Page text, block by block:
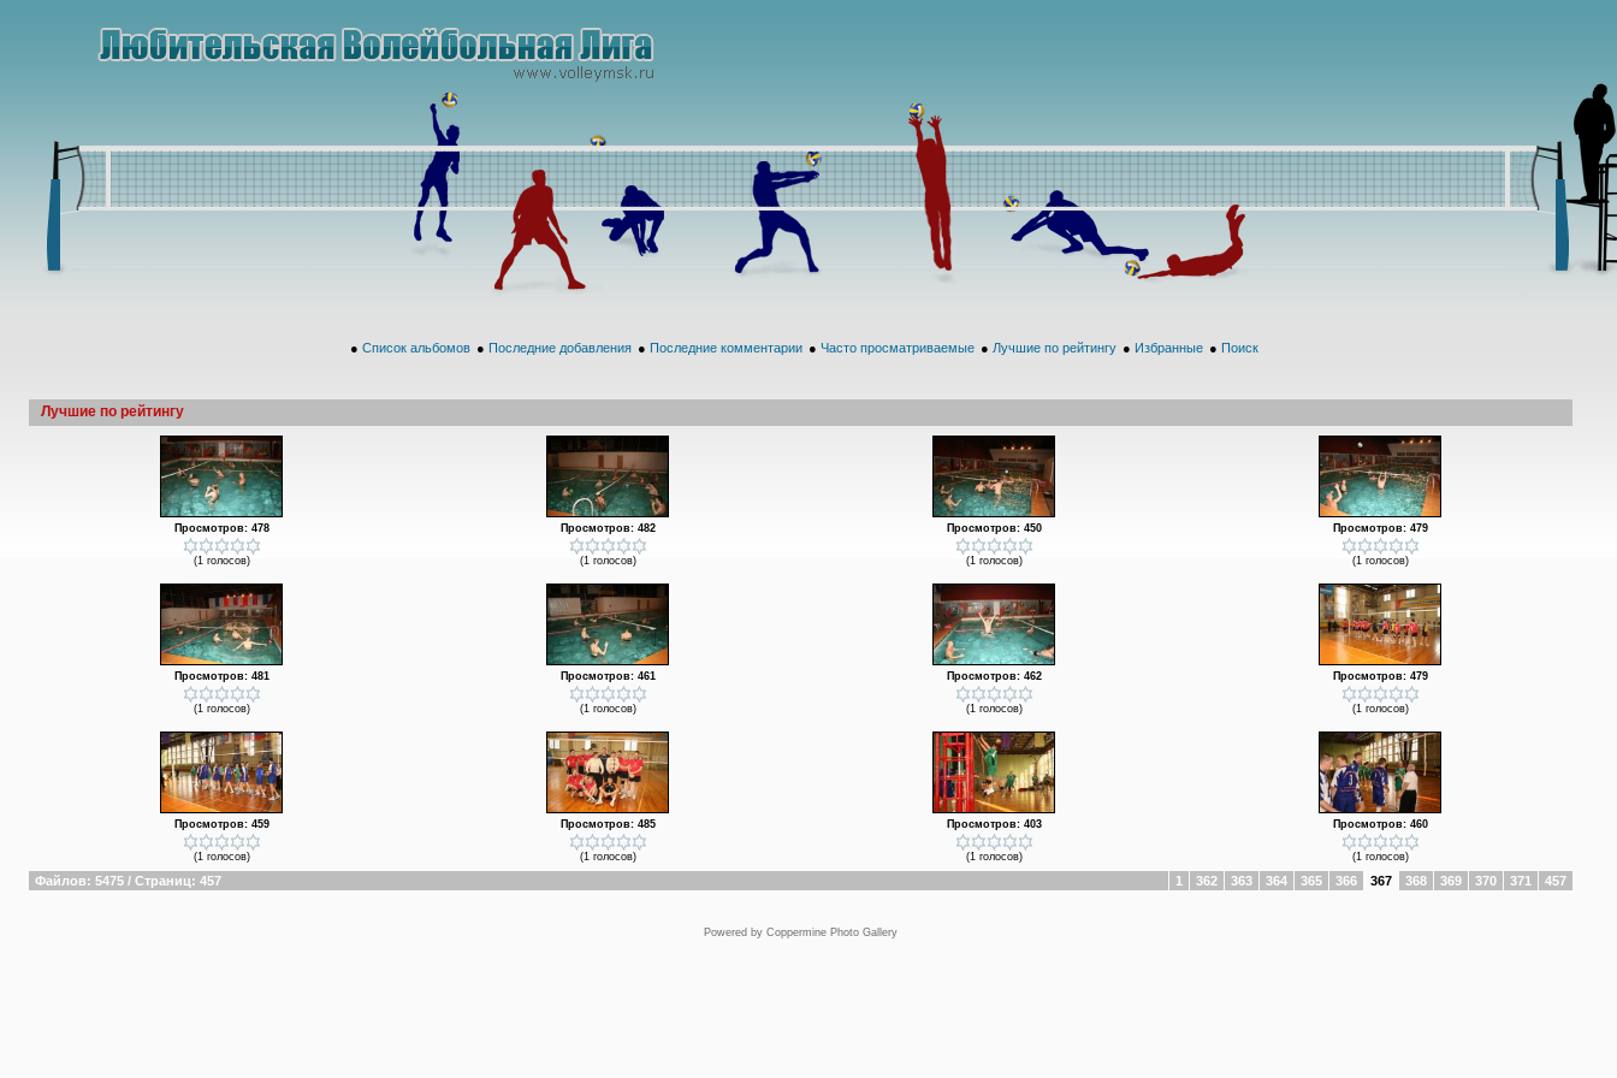
● Список альбомов ● Последние добавления ● Последние комментарии ● Часто просматриваемые ● Лучшие по рейтингу ● Избранные ● Поиск
Лучшие по рейтингу
Просмотров: 478
(1 голосов)
Просмотров: 482
(1 голосов)
Просмотров: 450
(1 голосов)
Просмотров: 479
(1 голосов)
Просмотров: 481
(1 голосов)
Просмотров: 461
(1 голосов)
Просмотров: 462
(1 голосов)
Просмотров: 479
(1 голосов)
Просмотров: 459
(1 голосов)
Просмотров: 485
(1 голосов)
Просмотров: 403
(1 голосов)
Просмотров: 460
(1 голосов)
Файлов: 5475 / Страниц: 457 1 362 363 364 365 366 367 368 369 370 371 457
Powered by Coppermine Photo Gallery